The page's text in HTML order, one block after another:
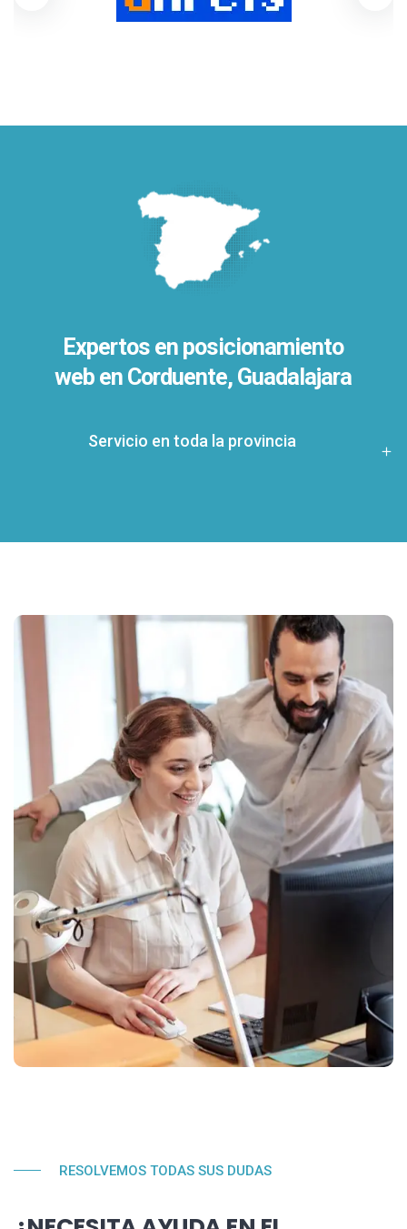
Expertos en posicionamiento
web en Corduente, Guadalajara
Servicio en toda la provincia
RESOLVEMOS TODAS SUS DUDAS